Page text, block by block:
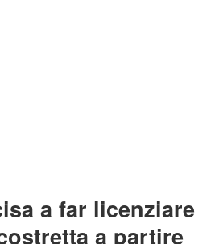
a far licenziare
a partire